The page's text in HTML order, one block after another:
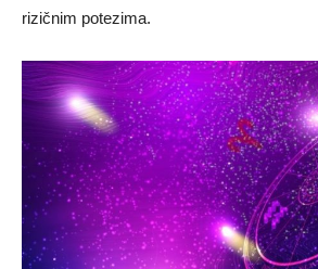
rizičnim potezima.